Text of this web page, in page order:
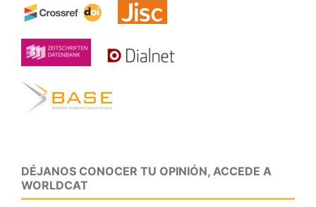
DÉJANOS CONOCER TU OPINIÓN, ACCEDE A
WORLDCAT